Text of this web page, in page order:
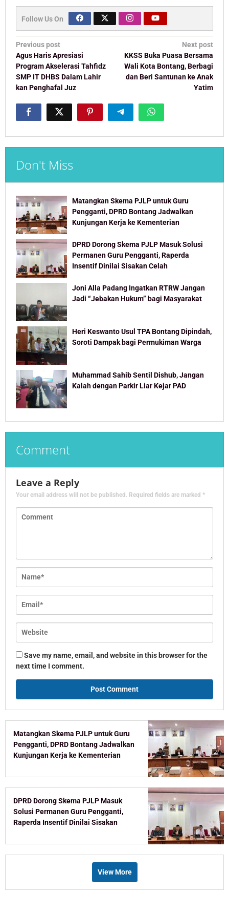
Follow Us On
Post
navigation
Previous post
Agus Haris Apresiasi
Program Akselerasi Tahfidz
SMP IT DHBS Dalam Lahir
kan Penghafal Juz
Next post
KKSS Buka Puasa Bersama
Wali Kota Bontang, Berbagi
dan Beri Santunan ke Anak
Yatim
Don't Miss
Matangkan Skema PJLP untuk Guru
Pengganti, DPRD Bontang Jadwalkan
Kunjungan Kerja ke Kementerian
DPRD Dorong Skema PJLP Masuk Solusi
Permanen Guru Pengganti, Raperda
Insentif Dinilai Sisakan Celah
Joni Alla Padang Ingatkan RTRW Jangan
Jadi “Jebakan Hukum” bagi Masyarakat
Heri Keswanto Usul TPA Bontang Dipindah,
Soroti Dampak bagi Permukiman Warga
Muhammad Sahib Sentil Dishub, Jangan
Kalah dengan Parkir Liar Kejar PAD
Comment
Leave a Reply
Your email address will not be published. Required fields are marked *
Save my name, email, and website in this browser for the
next time I comment.
Matangkan Skema PJLP untuk Guru
Pengganti, DPRD Bontang Jadwalkan
Kunjungan Kerja ke Kementerian
DPRD Dorong Skema PJLP Masuk
Solusi Permanen Guru Pengganti,
Raperda Insentif Dinilai Sisakan
View More